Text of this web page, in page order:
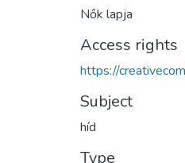
Nők lapja
Access rights
https://
Subject
híd
Type